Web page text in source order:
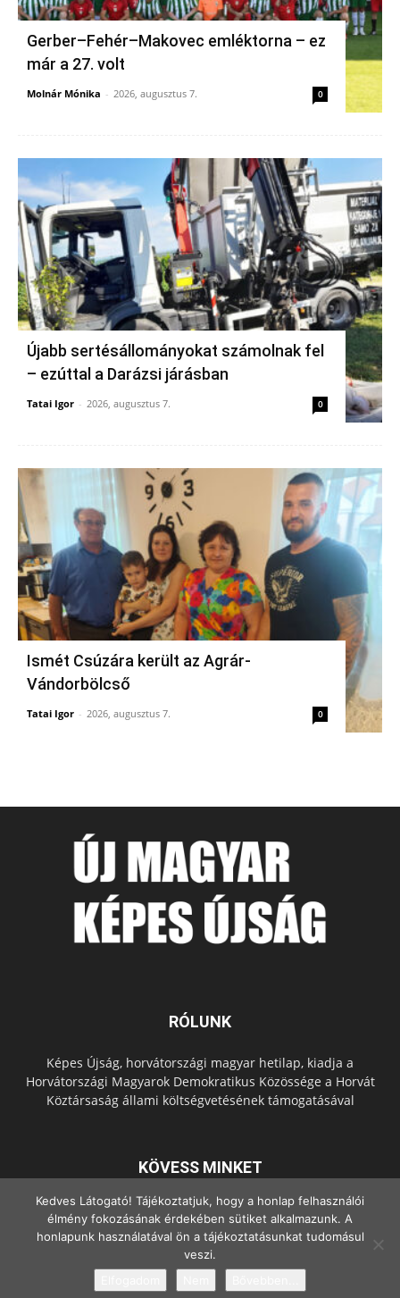
Gerber–Fehér–Makovec emléktorna – ez
már a 27. volt
Molnár Mónika - 2026, augusztus 7. 0
Újabb sertésállományokat számolnak fel
– ezúttal a Darázsi járásban
Tatai Igor - 2026, augusztus 7. 0
Ismét Csúzára került az Agrár-
Vándorbölcső
Tatai Igor - 2026, augusztus 7. 0
RÓLUNK
Képes Újság, horvátországi magyar hetilap, kiadja a
Horvátországi Magyarok Demokratikus Közössége a Horvát
Köztársaság állami költségvetésének támogatásával
KÖVESS MINKET
© Copyright - 2022 Minden jog fenntartva.
Kedves Látogató! Tájékoztatjuk, hogy a honlap felhasználói
élmény fokozásának érdekében sütiket alkalmazunk. A
honlapunk használatával ön a tájékoztatásunkat tudomásul
veszi.